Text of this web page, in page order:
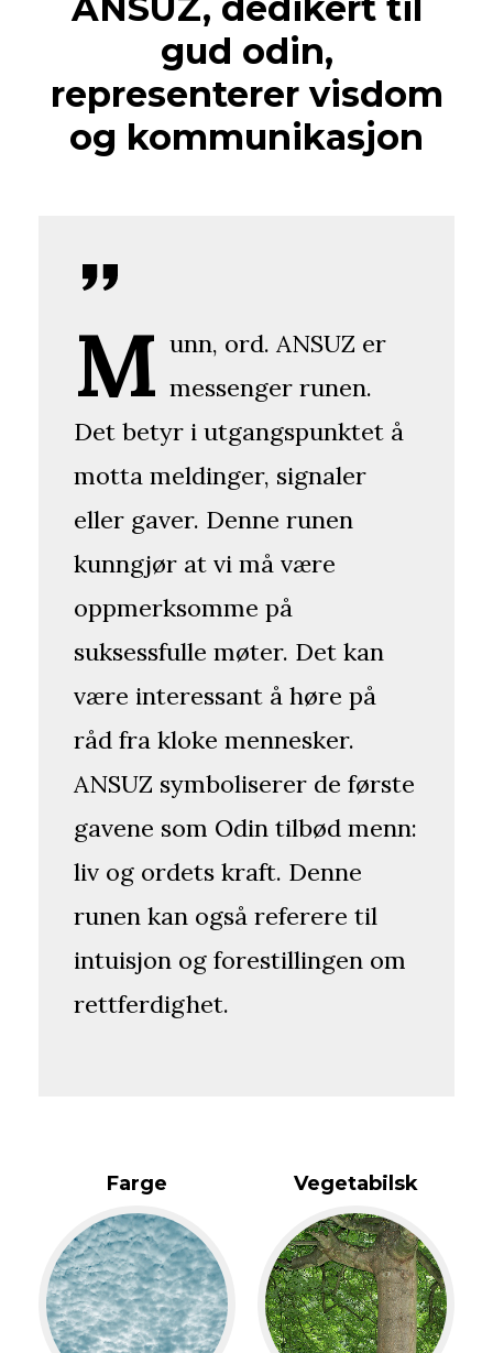
gud odin,
representerer visdom
og kommunikasjon
M unn, ord. ANSUZ er
messenger runen.
Det betyr i utgangspunktet å
motta meldinger, signaler
eller gaver. Denne runen
kunngjør at vi må være
oppmerksomme på
suksessfulle møter. Det kan
være interessant å høre på
råd fra kloke mennesker.
ANSUZ symboliserer de første
gavene som Odin tilbød menn:
liv og ordets kraft. Denne
runen kan også referere til
intuisjon og forestillingen om
rettferdighet.
Farge Vegetabilsk